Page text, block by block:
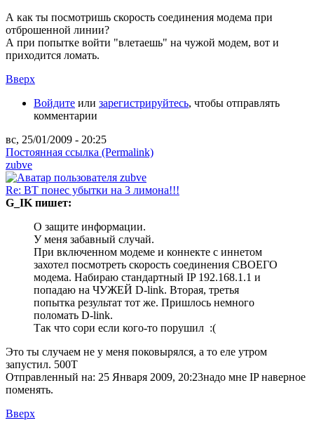
А как ты посмотришь скорость соединения модема при
отброшенной линии?
А при попытке войти "влетаешь" на чужой модем, вот и
приходится ломать.
Вверх
Войдите или зарегистрируйтесь, чтобы отправлять
комментарии
вс, 25/01/2009 - 20:25
Постоянная ссылка (Permalink)
zubve
Re: ВТ понес убытки на 3 лимона!!!
G_IK пишет:
О защите информации.
У меня забавный случай.
При включенном модеме и коннекте с иннетом
захотел посмотреть скорость соединения СВОЕГО
модема. Набираю стандартный IP 192.168.1.1 и
попадаю на ЧУЖЕЙ D-link. Вторая, третья
попытка результат тот же. Пришлось немного
поломать D-link.
Так что сори если кого-то порушил :(
Это ты случаем не у меня поковырялся, а то еле утром
запустил. 500Т
Отправленный на: 25 Января 2009, 20:23надо мне IP наверное
поменять.
Вверх